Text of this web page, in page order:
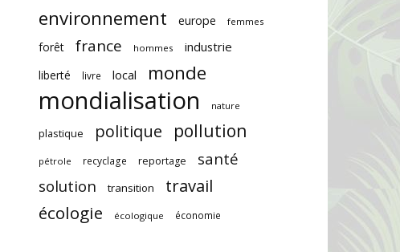
environnement europe femmes
forêt france hommes industrie
liberté livre local monde
mondialisation nature
plastique politique pollution
pétrole recyclage reportage
santé
solution
transition
travail
écologie
écologique économie